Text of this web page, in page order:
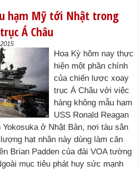
hạm Mỹ tới Nhật trong
Á Châu
Hoa Kỳ hôm nay thực
hiện một phần chính
của chiến lược xoay
trục Á Châu với việc
hàng không mẫu hạm
USS Ronald Reagan
ở Nhật Bản, nơi tàu sân
hạt nhân này dùng làm căn
Brian Padden của đài VOA tường
mục tiêu phát huy sức mạnh